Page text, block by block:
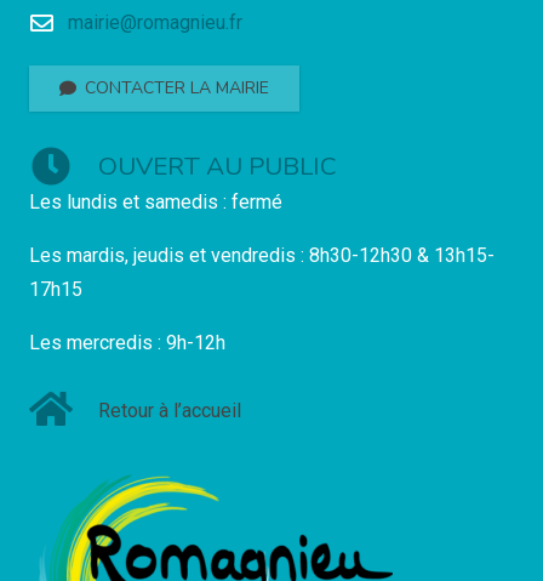
mairie@romagnieu.fr
CONTACTER LA MAIRIE
OUVERT AU PUBLIC
Les lundis et samedis : fermé
Les mardis, jeudis et vendredis : 8h30-12h30 & 13h15-
17h15
Les mercredis : 9h-12h
Retour à l’accueil